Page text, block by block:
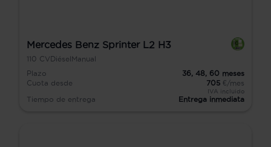
Mercedes Benz Sprinter L2 H3
110 CVDiéselManual
Plazo
36, 48, 60 meses
Cuota desde
705 €/mes
IVA incluido
Tiempo de entrega Entrega inmediata